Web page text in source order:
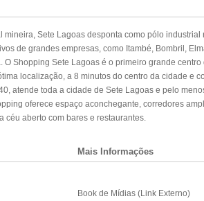
mineira, Sete Lagoas desponta como pólo industrial
de grandes empresas, como Itambé, Bombril,
O Shopping Sete Lagoas é o primeiro grande centro
localização, a 8 minutos do centro da cidade e
atende toda a cidade de Sete Lagoas e pelo
oferece espaço aconchegante, corredores
céu aberto com bares e restaurantes.
Mais Informações
Book de Mídias (Link Externo)